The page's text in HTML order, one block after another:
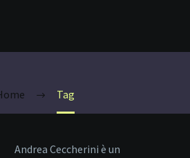
Tag
Andrea Ceccherini è un